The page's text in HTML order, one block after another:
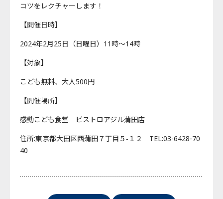
コツをレクチャーします！
【開催日時】
2024年2月25日（日曜日）11時～14時
【対象】
こども無料、大人500円
【開催場所】
感動こども食堂 ビストロアジル蒲田店
住所:東京都大田区西蒲田７丁目５−１２ TEL:03-6428-70
40